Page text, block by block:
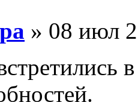
» 08 июл